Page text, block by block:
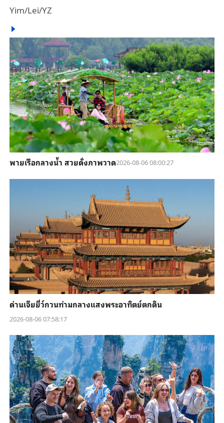
Yim/Lei/YZ
พายเรือกลางน้ำ สวยดั่งภาพวาด2026-08-06 08:00:27
ด่านเจียยี่ว์กวนท่ามกลางแสงพระอาทิตย์ตกดิน
2026-08-06 07:58:17